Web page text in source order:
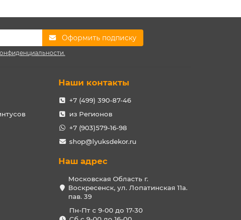
Оформить подписку
Наши контакты
+7 (499) 390-87-46
из Регионов
+7 (903)579-16-98
shop@lyuksdekor.ru
Наш адрес
Московская Область г.
Воскресенск, ул. Лопатинская 11а.
пав. 39
Пн-Пт с 9-00 до 17-30